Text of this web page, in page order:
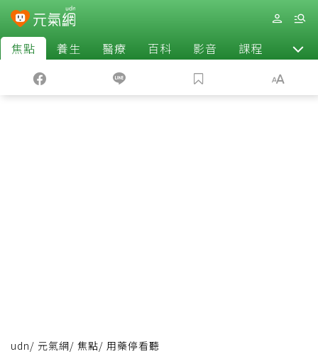
焦點 養生 醫療 百科 影音 課程 退休
udn/ 元氣網/ 焦點/ 用藥停看聽